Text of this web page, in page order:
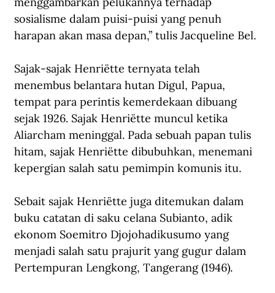
sosialisme dalam puisi-puisi yang penuh
harapan akan masa depan,” tulis Jacqueline Bel.
Sajak-sajak Henriëtte ternyata telah
menembus belantara hutan Digul, Papua,
tempat para perintis kemerdekaan dibuang
sejak 1926. Sajak Henriëtte muncul ketika
Aliarcham meninggal. Pada sebuah papan tulis
hitam, sajak Henriëtte dibubuhkan, menemani
kepergian salah satu pemimpin komunis itu.
Sebait sajak Henriëtte juga ditemukan dalam
buku catatan di saku celana Subianto, adik
ekonom Soemitro Djojohadikusumo yang
menjadi salah satu prajurit yang gugur dalam
Pertempuran Lengkong, Tangerang (1946).